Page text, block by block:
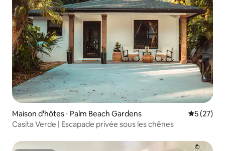
Maison d'hôtes ⋅ Palm Beach Gardens
5 (27)
Casita Verde | Escapade privée sous les chênes